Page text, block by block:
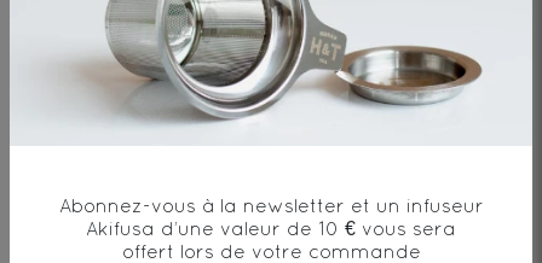
1.5€
DÉCOUVRIR
Abonnez-vous à la newsletter et un infuseur
Akifusa d’une valeur de 10 € vous sera
offert lors de votre commande